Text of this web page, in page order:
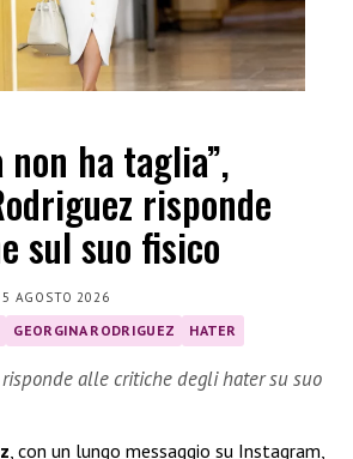
ha taglia”,
risponde
sul suo fisico
5 AGOSTO 2026
GEORGINA RODRIGUEZ HATER
risponde alle critiche degli hater su suo
, con un lungo messaggio su Instagram,